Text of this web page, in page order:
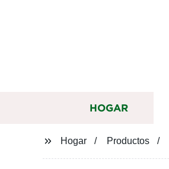
HOGAR
Hogar Productos